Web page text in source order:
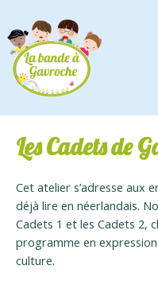
contenu
Les Cadets de
Cet atelier s’adresse aux
déjà lire en néerlandais.
Cadets 1 et les Cadets 2,
programme en
culture.